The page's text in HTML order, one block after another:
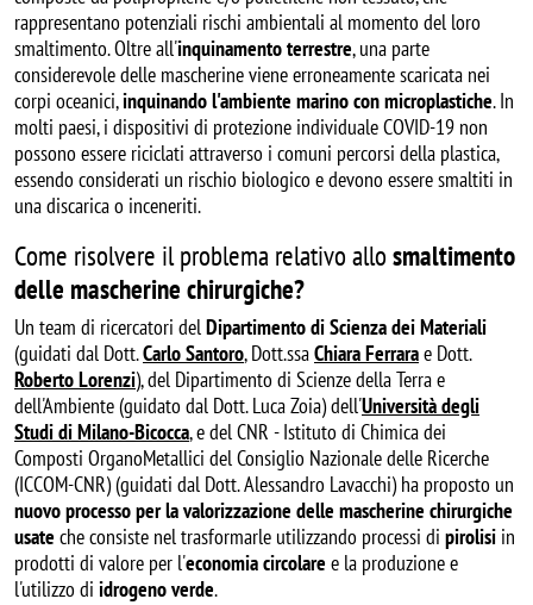
rappresentano potenziali rischi ambientali al momento del loro
smaltimento. Oltre all'inquinamentoterrestre, una parte
considerevole delle mascherine viene erroneamente scaricata nei
corpi oceanici,inquinando l'ambiente marino con microplastiche. In
molti paesi, i dispositivi di protezione individuale COVID-19 non
possono essere riciclati attraverso i comuni percorsi della plastica,
essendo considerati un rischio biologico e devono essere smaltiti in
una discarica o inceneriti.
Come risolvere il problema relativo allo smaltimento
delle mascherine chirurgiche?
Un team di ricercatori delDipartimento di Scienza dei Materiali
(guidati dal Dott.Carlo Santoro, Dott.ssaChiara Ferrarae Dott.
Roberto Lorenzi), del Dipartimento di Scienze della Terra e
dell'Ambiente (guidato dal Dott. Luca Zoia) dell'Università degli
Studi di Milano-Bicocca, e del CNR - Istituto di Chimica dei
Composti OrganoMetallici del Consiglio Nazionale delle Ricerche
(ICCOM-CNR) (guidati dal Dott. Alessandro Lavacchi) ha proposto un
nuovo processo per la valorizzazione delle mascherine chirurgiche
usate che consiste nel trasformarle utilizzando processi di pirolisi in
prodotti di valore per l'economia circolare e la produzione e
l'utilizzo di idrogeno verde.